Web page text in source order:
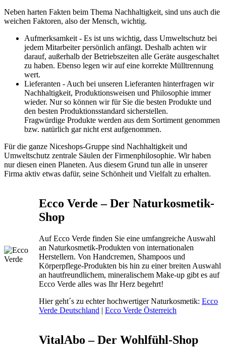
Neben harten Fakten beim Thema Nachhaltigkeit, sind uns auch die
weichen Faktoren, also der Mensch, wichtig.
Aufmerksamkeit - Es ist uns wichtig, dass Umweltschutz bei
jedem Mitarbeiter persönlich anfängt. Deshalb achten wir
darauf, außerhalb der Betriebszeiten alle Geräte ausgeschaltet
zu haben. Ebenso legen wir auf eine korrekte Mülltrennung
wert.
Lieferanten - Auch bei unseren Lieferanten hinterfragen wir
Nachhaltigkeit, Produktionsweisen und Philosophie immer
wieder. Nur so können wir für Sie die besten Produkte und
den besten Produktionsstandard sicherstellen.
Fragwürdige Produkte werden aus dem Sortiment genommen
bzw. natürlich gar nicht erst aufgenommen.
Für die ganze Niceshops-Gruppe sind Nachhaltigkeit und
Umweltschutz zentrale Säulen der Firmenphilosophie. Wir haben
nur diesen einen Planeten. Aus diesem Grund tun alle in unserer
Firma aktiv etwas dafür, seine Schönheit und Vielfalt zu erhalten.
Ecco Verde – Der Naturkosmetik-
Shop
Auf Ecco Verde finden Sie eine umfangreiche Auswahl
an Naturkosmetik-Produkten von internationalen
Herstellern. Von Handcremen, Shampoos und
Körperpflege-Produkten bis hin zu einer breiten Auswahl
an hautfreundlichem, mineralischem Make-up gibt es auf
Ecco Verde alles was Ihr Herz begehrt!
Hier geht´s zu echter hochwertiger Naturkosmetik: Ecco
Verde Deutschland | Ecco Verde Österreich
VitalAbo – Der Wohlfühl-Shop